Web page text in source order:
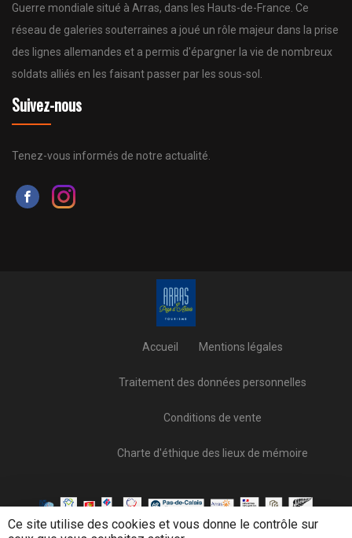
Guerre mondiale situé à Arras, dans les Hauts-de-France. Ce
réseau de galeries souterraines a joué un rôle majeur dans la prise
des lignes allemandes et a permis d'épargner la vie de nombreux
soldats alliés en les faisant passer par les sous-sol.
Suivez-nous
Tenez-vous informés de notre actualité.
Accueil Mentions légales
Traitement des données personnelles
Conditions de vente
Charte d'éthique des lieux de mémoire
Ce site utilise des cookies et vous donne le contrôle sur